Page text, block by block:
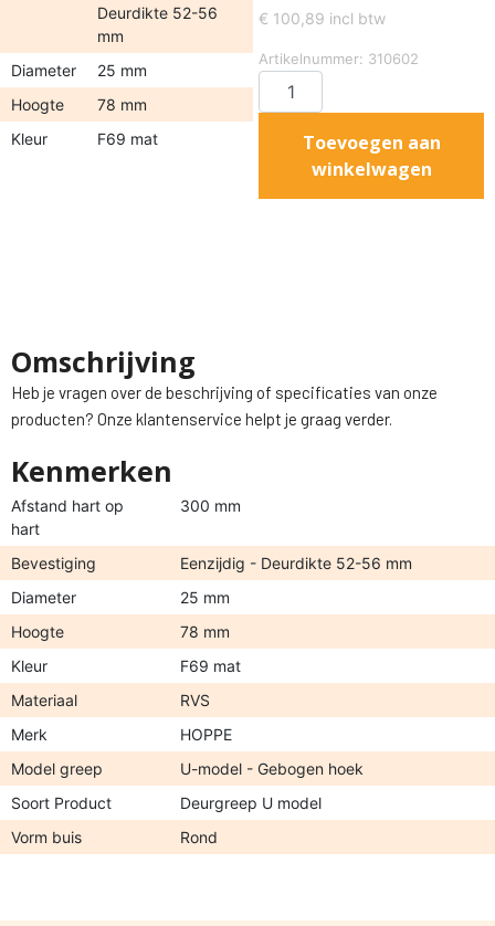
Deurdikte 52-56
mm
Diameter
25 mm
Hoogte
78 mm
Kleur
F69 mat
€ 100,89 incl btw
Artikelnummer: 310602
Toevoegen aan
winkelwagen
Omschrijving
Heb je vragen over de beschrijving of specificaties van onze
producten? Onze klantenservice helpt je graag verder.
Kenmerken
Afstand hart op
hart
300 mm
Bevestiging
Eenzijdig - Deurdikte 52-56 mm
Diameter
25 mm
Hoogte
78 mm
Kleur
F69 mat
Materiaal
RVS
Merk
HOPPE
Model greep
U-model - Gebogen hoek
Soort Product
Deurgreep U model
Vorm buis
Rond